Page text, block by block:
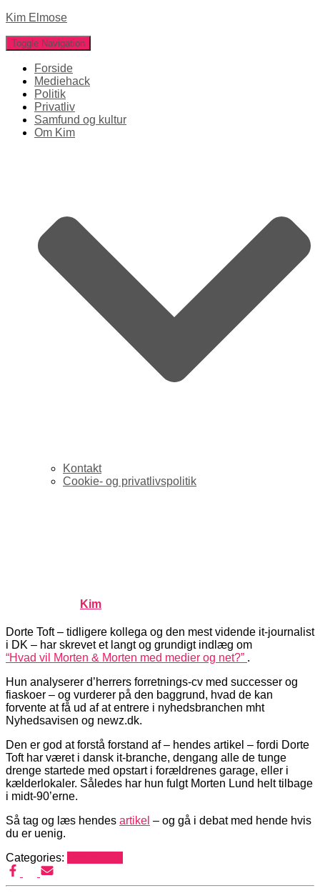
Kim Elmose
Toggle Navigation
Forside
Mediehack
Politik
Privatliv
Samfund og kultur
Om Kim
Kontakt
Cookie- og privatlivspolitik
Kim
Dorte Toft – tidligere kollega og den mest vidende it-journalist
i DK – har skrevet et langt og grundigt indlæg om
“Hvad vil Morten & Morten med medier og net?” .
Hun analyserer d’herrers forretnings-cv med successer og
fiaskoer – og vurderer på den baggrund, hvad de kan
forvente at få ud af at entrere i nyhedsbranchen mht
Nyhedsavisen og newz.dk.
Den er god at forstå forstand af – hendes artikel – fordi Dorte
Toft har været i dansk it-branche, dengang alle de tunge
drenge startede med opstart i forældrenes garage, eller i
kælderlokaler. Således har hun fulgt Morten Lund helt tilbage
i midt-90’erne.
Så tag og læs hendes artikel – og gå i debat med hende hvis
du er uenig.
Categories: